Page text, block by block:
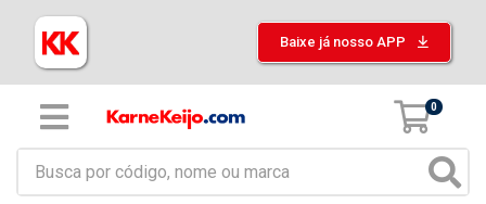
Baixe já nosso APP
0